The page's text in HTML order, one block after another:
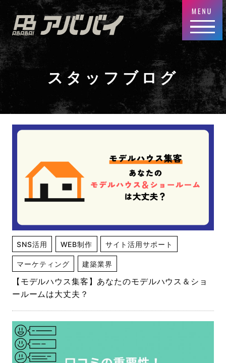
スタッフブログ
SNS活用 WEB制作 サイト活用サポート
マーケティング 建築業界
【モデルハウス集客】あなたのモデルハウス＆ショ
ールームは大丈夫？